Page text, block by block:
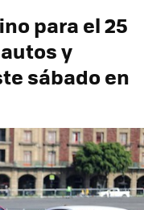
para el 25
y
sábado en